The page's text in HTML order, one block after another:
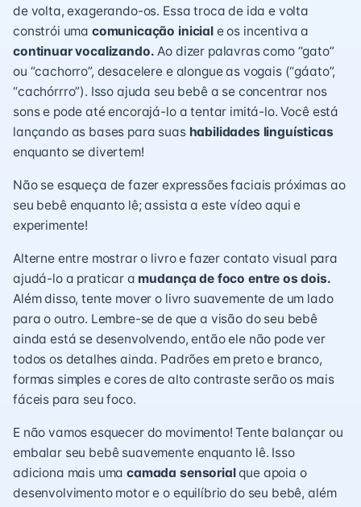
de volta, exagerando-os. Essa troca de ida e volta
constrói uma comunicação inicial e os incentiva a
continuar vocalizando. Ao dizer palavras como “gato”
ou “cachorro”, desacelere e alongue as vogais (“gáato”,
“cachórrro”). Isso ajuda seu bebê a se concentrar nos
sons e pode até encorajá-lo a tentar imitá-lo. Você está
lançando as bases para suas habilidades linguísticas
enquanto se divertem!
Não se esqueça de fazer expressões faciais próximas ao
seu bebê enquanto lê;assista a este vídeo aqui e
experimente!
Alterne entre mostrar o livro e fazer contato visual para
ajudá-lo a praticar a mudança de foco entre os dois.
Além disso, tente mover o livro suavemente de um lado
para o outro. Lembre-se de que a visão do seu bebê
ainda está se desenvolvendo, então ele não pode ver
todos os detalhes ainda. Padrões em preto e branco,
formas simples e cores de alto contraste serão os mais
fáceis para seu foco.
E não vamos esquecer do movimento! Tente balançar ou
embalar seu bebê suavemente enquanto lê. Isso
adiciona mais umacamada sensorialque apoia o
desenvolvimento motor e o equilíbrio do seu bebê, além